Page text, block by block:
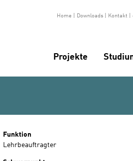
Home Downloads Kontakt
Projekte
Funktion
Lehrbeauftragter